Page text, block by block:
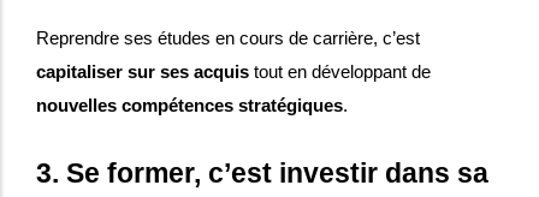
Reprendre ses études en cours de carrière, c’est
capitaliser sur ses acquis tout en développant de
nouvelles compétences stratégiques.
3. Se former, c’est investir dans sa